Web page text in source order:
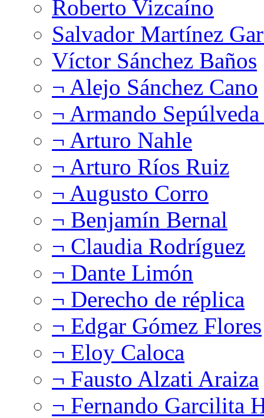
Roberto Vizcaíno
Salvador Martínez
Víctor Sánchez Baños
¬ Alejo Sánchez Cano
¬ Armando
¬ Arturo Nahle
¬ Arturo Ríos Ruiz
¬ Augusto Corro
¬ Benjamín Bernal
¬ Claudia Rodríguez
¬ Dante Limón
¬ Derecho de réplica
¬ Edgar Gómez Flores
¬ Eloy Caloca
¬ Fausto Alzati Araiza
¬ Fernando Garcilita